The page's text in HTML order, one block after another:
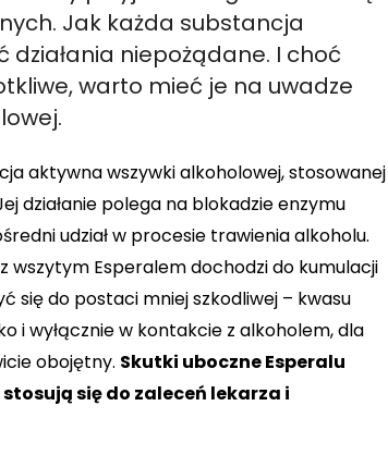
Jak każda substancja
niepożądane. I choć
warto mieć je na uwadze
aktywna wszywki alkoholowej, stosowanej
działanie polega na blokadzie enzymu
udział w procesie trawienia alkoholu.
wszytym Esperalem dochodzi do kumulacji
się do postaci mniej szkodliwej – kwasu
i wyłącznie w kontakcie z alkoholem, dla
obojętny. Skutki uboczne Esperalu
się do zaleceń lekarza i